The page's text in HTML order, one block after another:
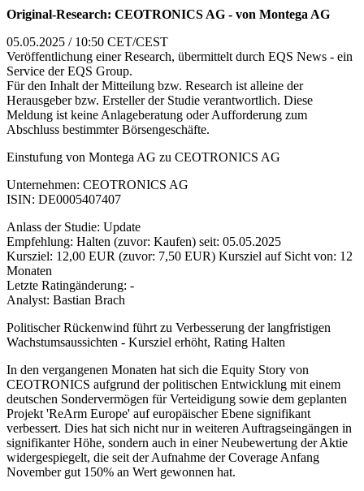
Original-Research: CEOTRONICS AG - von Montega AG
05.05.2025 / 10:50 CET/CEST
Veröffentlichung einer Research, übermittelt durch EQS News - ein
Service der EQS Group.
Für den Inhalt der Mitteilung bzw. Research ist alleine der
Herausgeber bzw. Ersteller der Studie verantwortlich. Diese
Meldung ist keine Anlageberatung oder Aufforderung zum
Abschluss bestimmter Börsengeschäfte.
Einstufung von Montega AG zu CEOTRONICS AG
Unternehmen: CEOTRONICS AG
ISIN: DE0005407407
Anlass der Studie: Update
Empfehlung: Halten (zuvor: Kaufen) seit: 05.05.2025
Kursziel: 12,00 EUR (zuvor: 7,50 EUR) Kursziel auf Sicht von: 12
Monaten
Letzte Ratingänderung: -
Analyst: Bastian Brach
Politischer Rückenwind führt zu Verbesserung der langfristigen
Wachstumsaussichten - Kursziel erhöht, Rating Halten
In den vergangenen Monaten hat sich die Equity Story von
CEOTRONICS aufgrund der politischen Entwicklung mit einem
deutschen Sondervermögen für Verteidigung sowie dem geplanten
Projekt 'ReArm Europe' auf europäischer Ebene signifikant
verbessert. Dies hat sich nicht nur in weiteren Auftragseingängen in
signifikanter Höhe, sondern auch in einer Neubewertung der Aktie
widergespiegelt, die seit der Aufnahme der Coverage Anfang
November gut 150% an Wert gewonnen hat.